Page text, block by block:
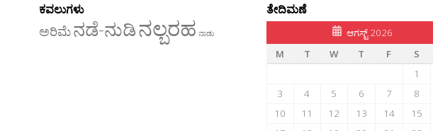
ಕವಲುಗಳು
ಅರಿಮೆನಡೆ-ನುಡಿನಲ್ಬರಹ ನಾಡು
ತೇದಿಮಣೆ
ಆಗಸ್ಟ್ 2026
M
T W T F S
1
3
4 5 6 7 8
10
11 12 13 14 15